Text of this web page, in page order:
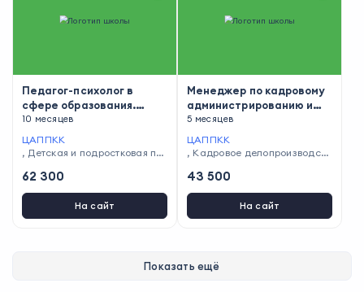
Педагог-психолог в
сфере образования.
Преподаватель
психологии
10 месяцев
ЦАППКК
, Детская и подростковая пс
62 300
На сайт
Менеджер по кадровому
администрированию и
документообороту
5 месяцев
ЦАППКК
, Кадровое делопроизводств
ционное обеспечение
43 500
На сайт
Показать ещё